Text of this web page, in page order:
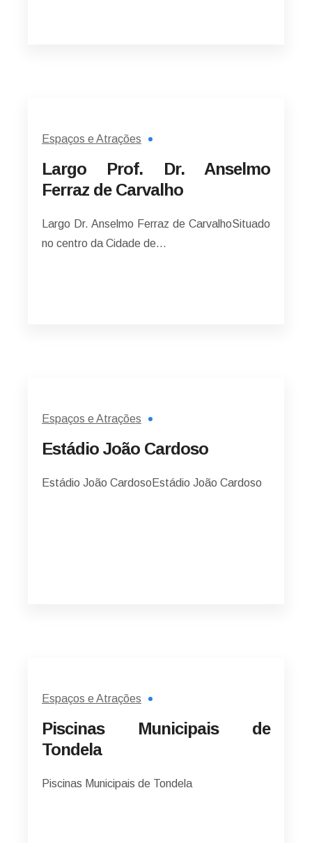
Espaços e Atrações
Largo Prof. Dr. Anselmo
Ferraz de Carvalho
Largo Dr. Anselmo Ferraz de CarvalhoSituado
no centro da Cidade de…
Espaços e Atrações
Estádio João Cardoso
Estádio João CardosoEstádio João Cardoso
Espaços e Atrações
Piscinas Municipais de
Tondela
Piscinas Municipais de Tondela